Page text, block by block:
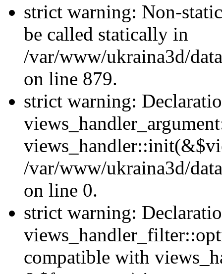
strict warning: Non-
be called statically in
/var/www/ukraina3d/
on line 879.
strict warning:
/var/www/ukraina3d/
on line 0.
strict warning:
compatible with